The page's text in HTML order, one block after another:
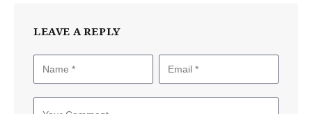
LEAVE A REPLY